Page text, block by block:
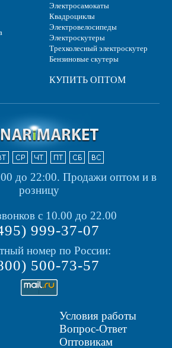
Электросамокаты
Квадроциклы
Электровелосипеды
Электроскутеры
Трехколесный электроскутер
Бензиновые скутеры
КУПИТЬ ОПТОМ
до 22:00. Продажи оптом и в
розницу
с 10.00 до 22.00
999-37-07
номер по России:
500-73-57
Условия работы
Вопрос-Ответ
Оптовикам